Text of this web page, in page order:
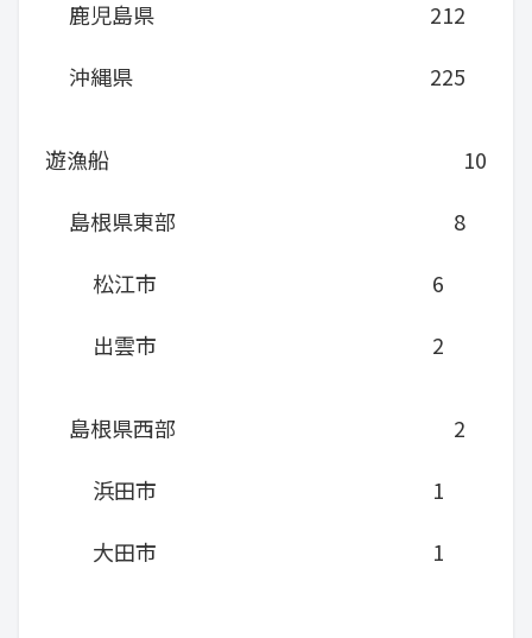
鹿児島県
212
沖縄県
225
遊漁船
10
島根県東部
8
松江市
6
出雲市
2
島根県西部
2
浜田市
1
大田市
1